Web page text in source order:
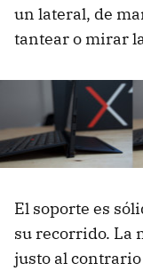
un lateral, de
tantear o mirar
El soporte es
su recorrido. La
justo al